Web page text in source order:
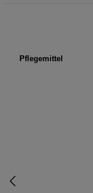
Produktgalerie
Pflegemittel